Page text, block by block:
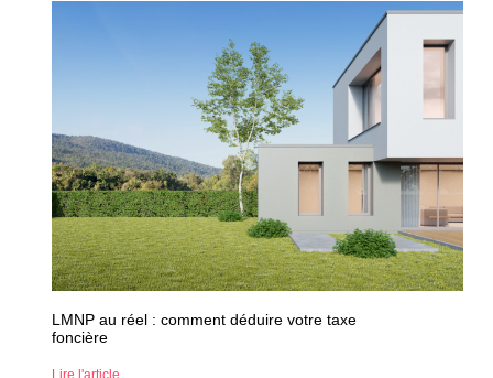
LMNP au réel : comment déduire votre taxe
foncière
Lire l'article